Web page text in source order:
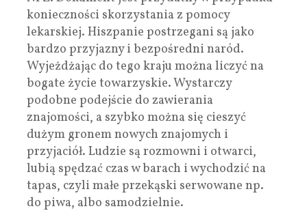
konieczności skorzystania z pomocy
lekarskiej. Hiszpanie postrzegani są jako
bardzo przyjazny i bezpośredni naród.
Wyjeżdżając do tego kraju można liczyć na
bogate życie towarzyskie. Wystarczy
podobne podejście do zawierania
znajomości, a szybko można się cieszyć
dużym gronem nowych znajomych i
przyjaciół. Ludzie są rozmowni i otwarci,
lubią spędzać czas w barach i wychodzić na
tapas, czyli małe przekąski serwowane np.
do piwa, albo samodzielnie.